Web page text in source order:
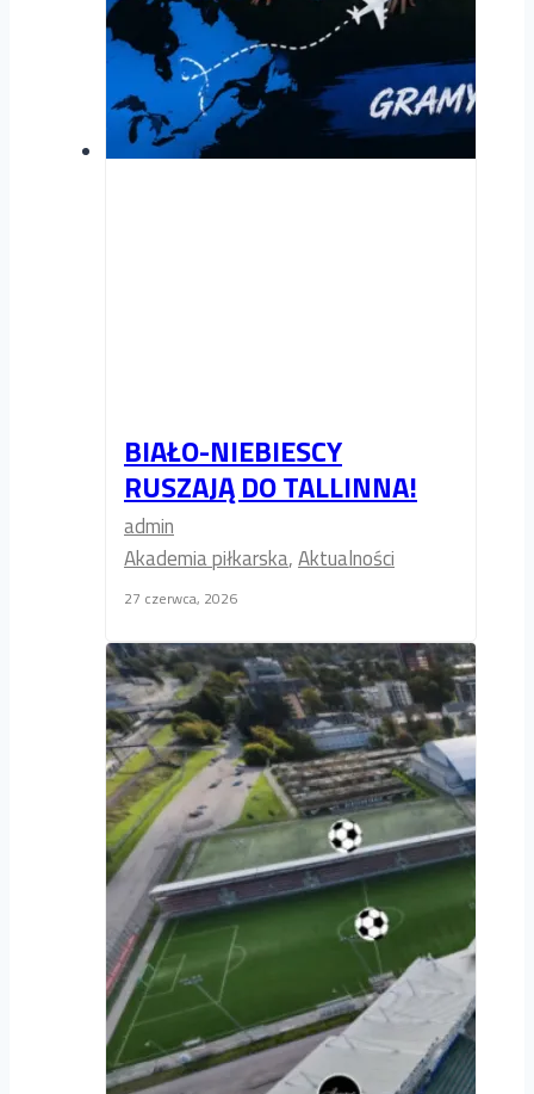
BIAŁO-NIEBIESCY
RUSZAJĄ DO TALLINNA!
admin
Akademia piłkarska,Aktualności
27 czerwca, 2026